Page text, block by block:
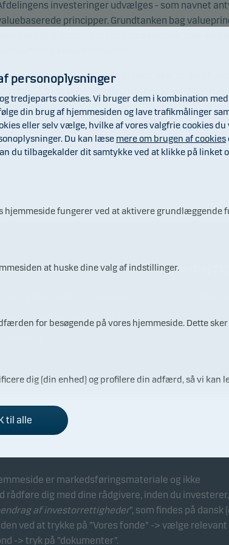
investeringer udvælges - som navnet
principper. Grundtanken bag
du har beviser i afdeling Classic, skal du ikke
Bliv investor
Samarbejdet med Danske Bank
er markedsføringsmateriale og ikke
rådføre dig med dine rådgivere, inden du
af investorrettigheder”, som findes på dansk
ved at trykke på ”Vores fonde” -> vælge relevant
-> tryk på ”dokumenter”.
personoplysninger
tredjeparts cookies. Vi bruger dem i kombination
din brug af hjemmesiden og lave trafikmålinger
eller selv vælge, hvilke af vores valgfrie cookies
Du kan læse mere om brugen af cookies
du tilbagekalder dit samtykke ved at klikke på linket
hjemmeside fungerer ved at aktivere grundlæggende
at huske dine valg af indstillinger.
for besøgende på vores hjemmeside. Dette
dig (din enhed) og profilere din adfærd, så vi kan
til alle